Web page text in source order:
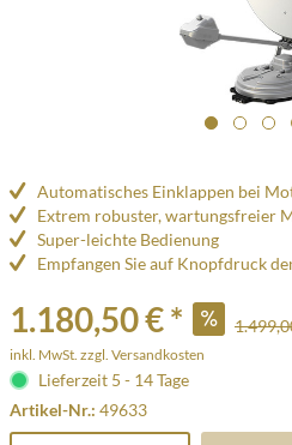
Automatisches Einklappen bei
Extrem robuster, wartungsfreier
Super-leichte Bedienung
Empfangen Sie auf Knopfdruck
1.180,50 € *
inkl. MwSt. zzgl. Versandkosten
Lieferzeit 5 - 14 Tage
Artikel-Nr.: 49633